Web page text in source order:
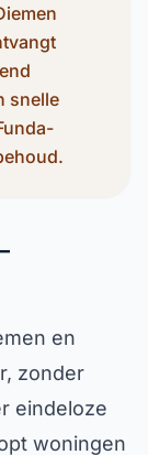
snelle
en
zonder
eindeloze
woningen